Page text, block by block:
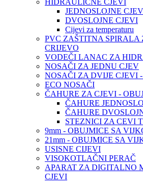
HIDRAULIČNE CJEVI
JEDNOSLOJNE
DVOSLOJNE CJEVI
Cijevi za temperaturu
PVC ZAŠTITNA
CRIJEVO
VODEČI LANAC ZA
NOSAČI ZA JEDNU CJEV
NOSAČI ZA DVIJE CJEVI
ECO NOSAČI
ČAHURE ZA CJEVI -
ČAHURE
ČAHURE
STEZNICI ZA CEVI
9mm - OBUJMICE SA
21mm - OBUJMICE SA
USISNE CIJEVI
VISOKOTLAČNI PERAČ
APARAT ZA DIGITALNO
CJEVI